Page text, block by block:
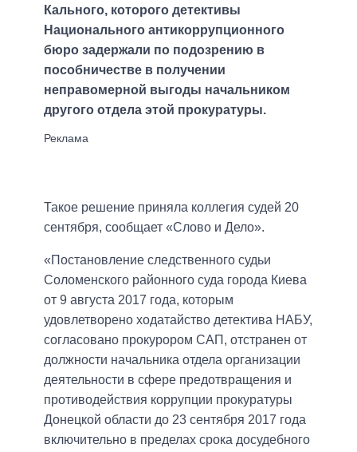
Кального, которого детективы
Национального антикоррупционного
бюро задержали по подозрению в
пособничестве в получении
неправомерной выгоды начальником
другого отдела этой прокуратуры.
Такое решение приняла коллегия судей 20
сентября, сообщает «Слово и Дело».
«Постановление следственного судьи
Соломенского районного суда города Киева
от 9 августа 2017 года, которым
удовлетворено ходатайство детектива НАБУ,
согласовано прокурором САП, отстранен от
должности начальника отдела организации
деятельности в сфере предотвращения и
противодействия коррупции прокуратуры
Донецкой области до 23 сентября 2017 года
включительно в пределах срока досудебного